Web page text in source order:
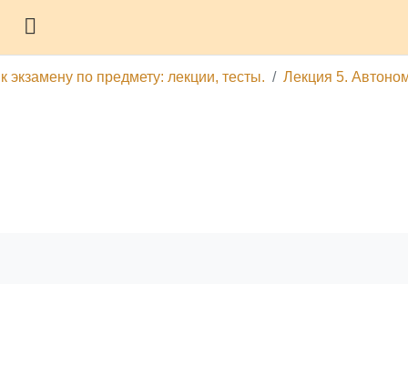
экзамену по предмету: лекции, тесты. Лекция 5.